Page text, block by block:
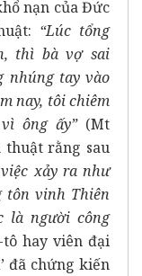
nạn của Đức
“Lúc tổng
thì bà vợ sai
nhúng tay vào
nay, tôi chiêm
ông ấy”(Mt
thuật rằng sau
xảy ra như
tôn vinh Thiên
là người công
hay viên đại
đã chứng kiến